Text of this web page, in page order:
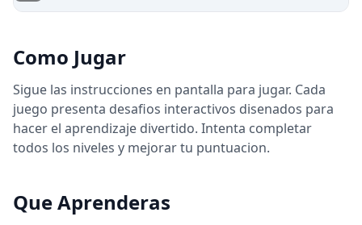
Como Jugar
Sigue las instrucciones en pantalla para jugar. Cada
juego presenta desafios interactivos disenados para
hacer el aprendizaje divertido. Intenta completar
todos los niveles y mejorar tu puntuacion.
Que Aprenderas